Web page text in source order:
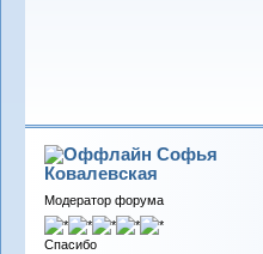
Софья
Ковалевская
Модератор форума
Спасибо